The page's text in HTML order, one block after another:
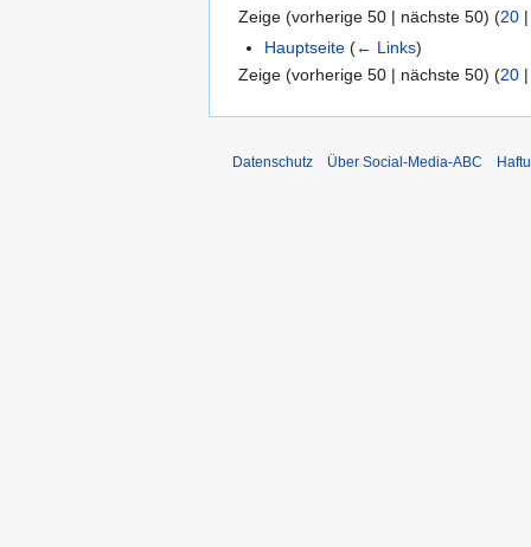
Zeige (vorherige 50 | nächste 50) (20
Hauptseite (← Links)
Zeige (vorherige 50 | nächste 50) (20
Datenschutz Über Social-Media-ABC